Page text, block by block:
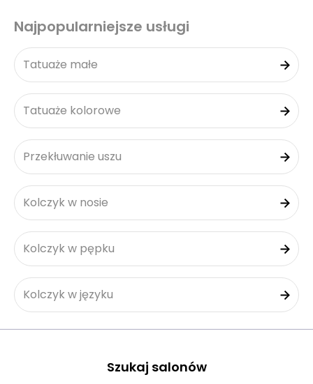
Najpopularniejsze usługi
Tatuaże małe
Tatuaże kolorowe
Przekłuwanie uszu
Kolczyk w nosie
Kolczyk w pępku
Kolczyk w języku
Szukaj salonów